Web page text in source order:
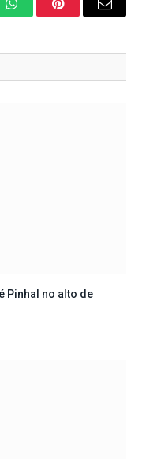
WhatsAppPinterestEmail
Pinhal no alto de